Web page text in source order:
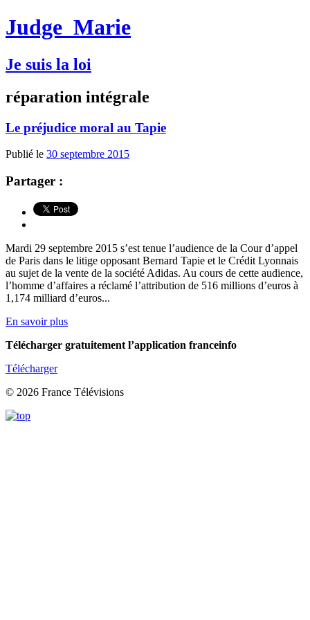
Judge Marie
Je suis la loi
réparation intégrale
Le préjudice moral au Tapie
Publié le 30 septembre 2015
Partager :
Mardi 29 septembre 2015 s’est tenue l’audience de la Cour d’appel
de Paris dans le litige opposant Bernard Tapie et le Crédit Lyonnais
au sujet de la vente de la société Adidas. Au cours de cette audience,
l’homme d’affaires a réclamé l’attribution de 516 millions d’euros à
1,174 milliard d’euros...
En savoir plus
Télécharger gratuitement l’application franceinfo
Télécharger
© 2026 France Télévisions